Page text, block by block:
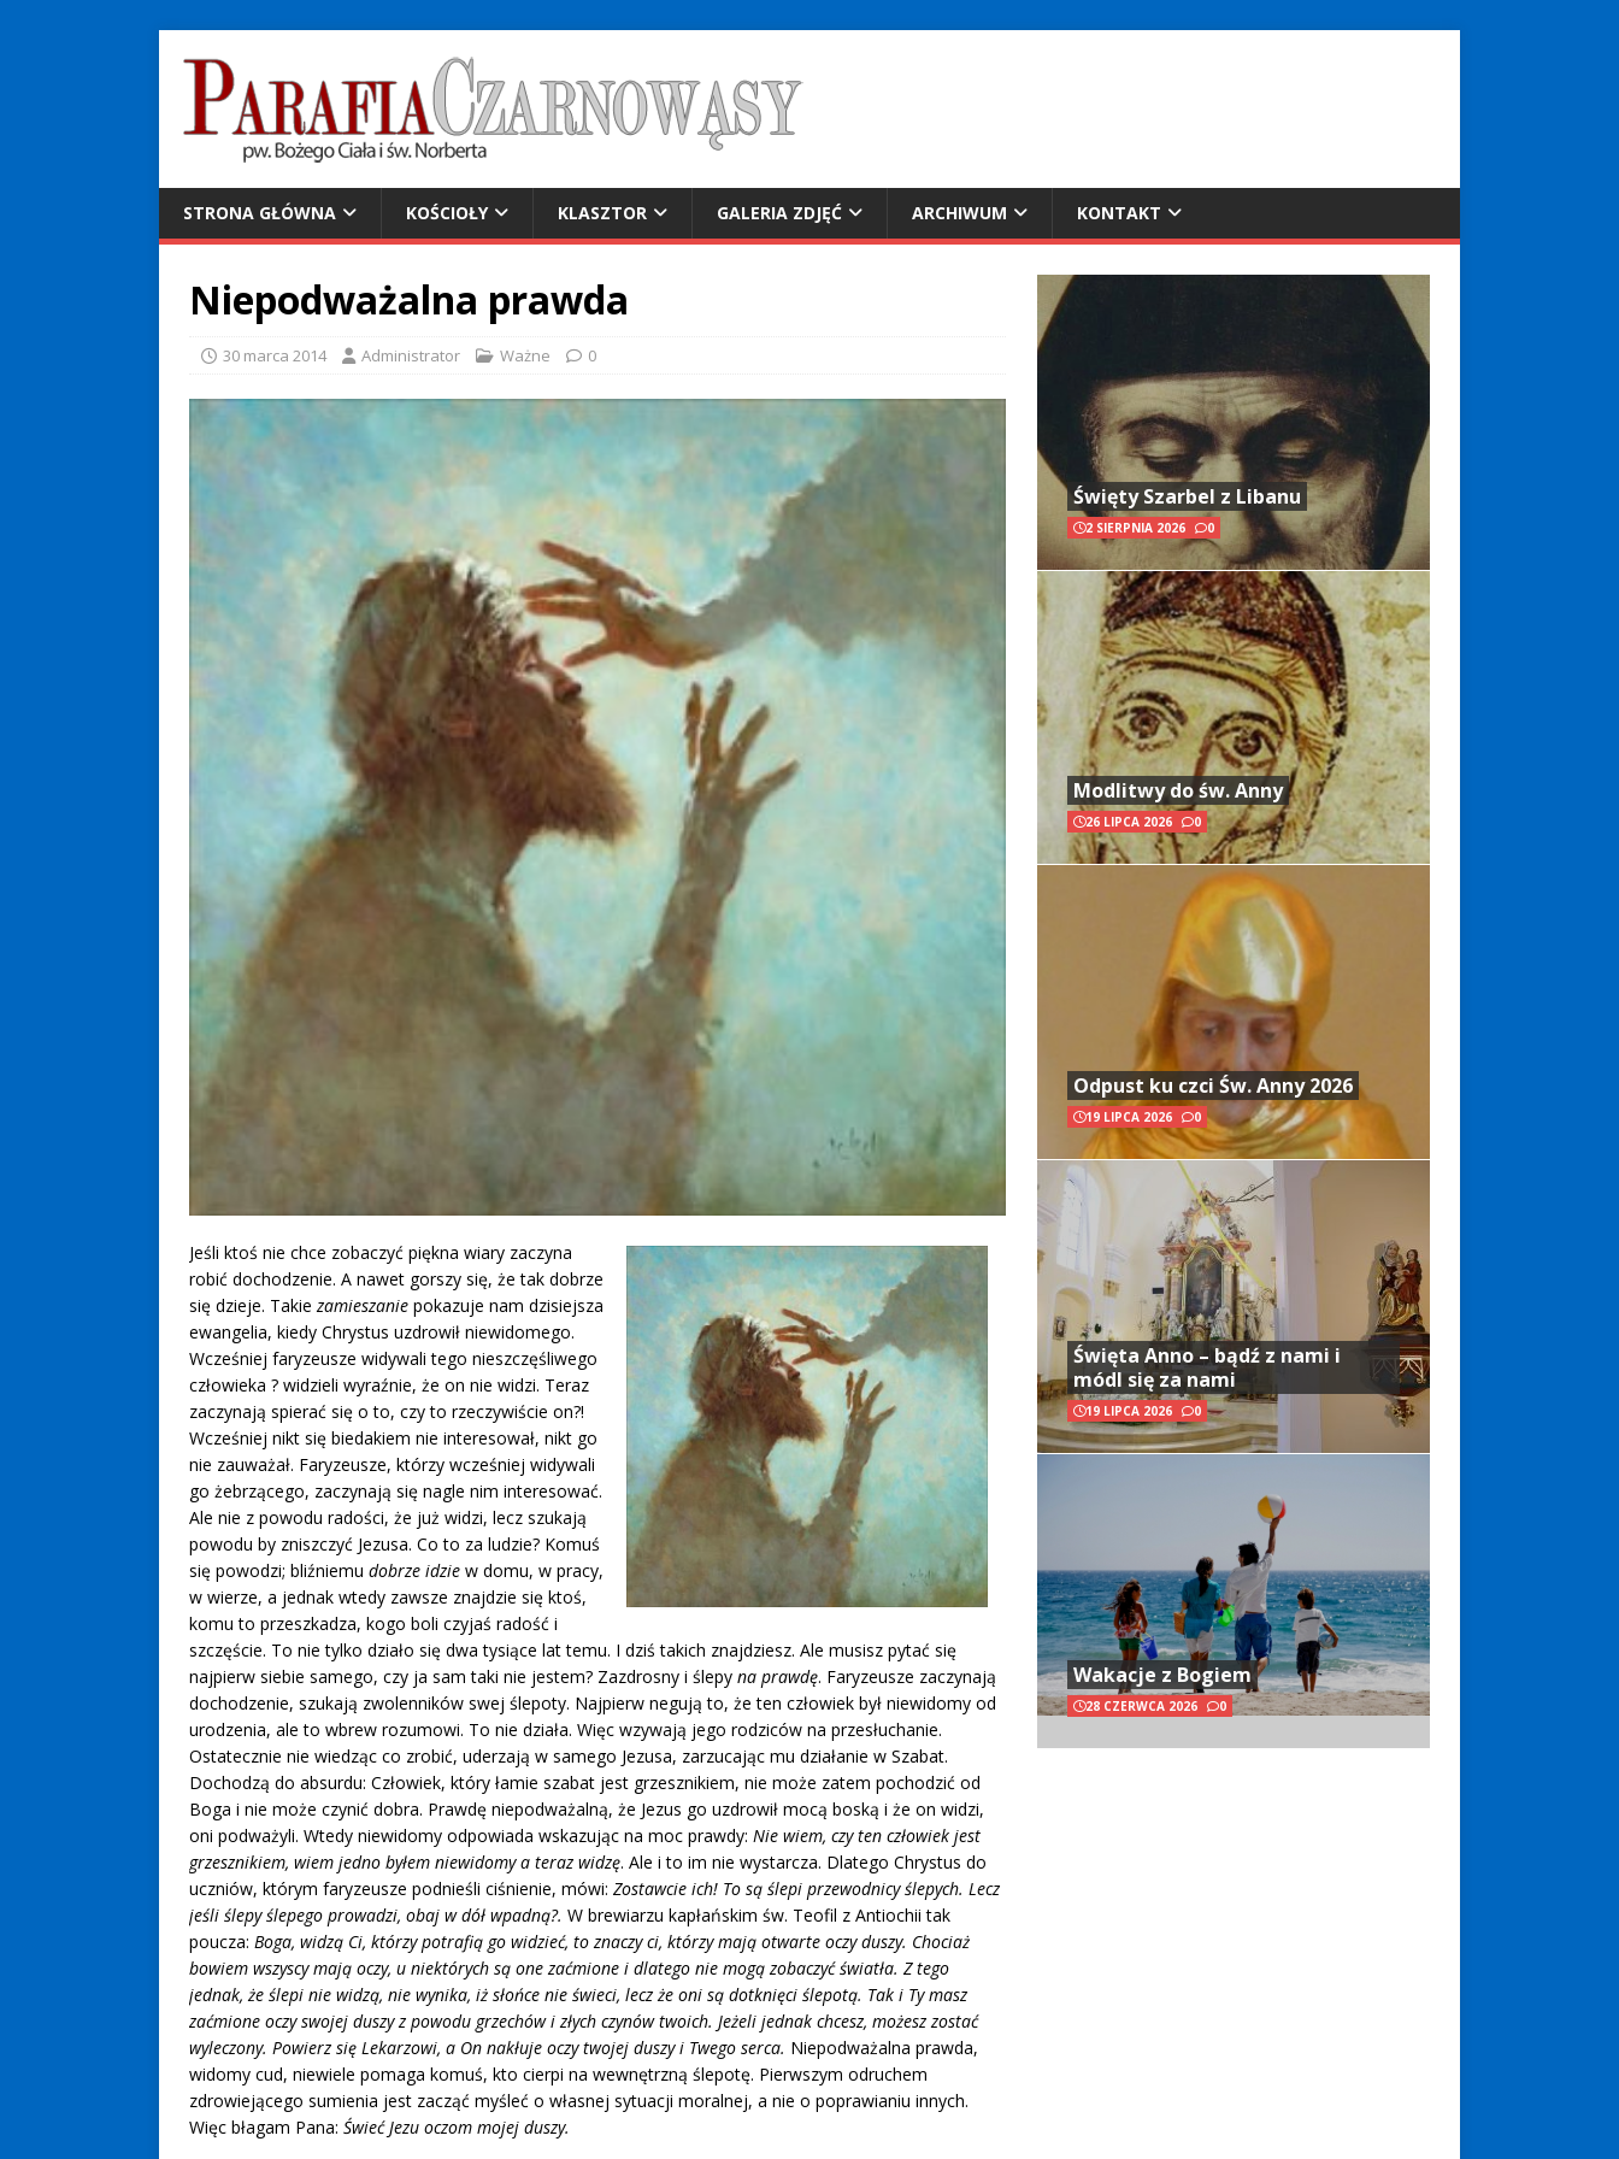
STRONA GŁÓWNA KOŚCIOŁY KLASZTOR GALERIA ZDJĘĆ ARCHIWUM KONTAKT
Niepodważalna prawda
30 marca 2014 Administrator Ważne 0
Jeśli ktoś nie chce zobaczyć piękna wiary zaczyna
robić dochodzenie. A nawet gorszy się, że tak dobrze
się dzieje. Takiezamieszanie pokazuje nam dzisiejsza
ewangelia, kiedy Chrystus uzdrowił niewidomego.
Wcześniej faryzeusze widywali tego nieszczęśliwego
człowieka ? widzieli wyraźnie, że on nie widzi. Teraz
zaczynają spierać się o to, czy to rzeczywiście on?!
Wcześniej nikt się biedakiem nie interesował, nikt go
nie zauważał. Faryzeusze, którzy wcześniej widywali
go żebrzącego, zaczynają się nagle nim interesować.
Ale nie z powodu radości, że już widzi, lecz szukają
powodu by zniszczyć Jezusa. Co to za ludzie? Komuś
się powodzi; bliźniemu dobrze idzie w domu, w pracy,
w wierze, a jednak wtedy zawsze znajdzie się ktoś,
komu to przeszkadza, kogo boli czyjaś radość i
szczęście. To nie tylko działo się dwa tysiące lat temu. I dziś takich znajdziesz. Ale musisz pytać się
najpierw siebie samego, czy ja sam taki nie jestem? Zazdrosny i ślepy na prawdę. Faryzeusze zaczynają
dochodzenie, szukają zwolenników swej ślepoty. Najpierw negują to, że ten człowiek był niewidomy od
urodzenia, ale to wbrew rozumowi. To nie działa. Więc wzywają jego rodziców na przesłuchanie.
Ostatecznie nie wiedząc co zrobić, uderzają w samego Jezusa, zarzucając mu działanie w Szabat.
Dochodzą do absurdu: Człowiek, który łamie szabat jest grzesznikiem, nie może zatem pochodzić od
Boga i nie może czynić dobra. Prawdę niepodważalną, że Jezus go uzdrowił mocą boską i że on widzi,
oni podważyli. Wtedy niewidomy odpowiada wskazując na moc prawdy: Nie wiem, czy ten człowiek jest
grzesznikiem, wiem jedno byłem niewidomy a teraz widzę. Ale i to im nie wystarcza. Dlatego Chrystus do
uczniów, którym faryzeusze podnieśli ciśnienie, mówi: Zostawcie ich! To są ślepi przewodnicy ślepych. Lecz
jeśli ślepy ślepego prowadzi, obaj w dół wpadną?. W brewiarzu kapłańskim św. Teofil z Antiochii tak
poucza: Boga, widzą Ci, którzy potrafią go widzieć, to znaczy ci, którzy mają otwarte oczy duszy. Chociaż
bowiem wszyscy mają oczy, u niektórych są one zaćmione i dlatego nie mogą zobaczyć światła. Z tego
jednak, że ślepi nie widzą, nie wynika, iż słońce nie świeci, lecz że oni są dotknięci ślepotą. Tak i Ty masz
zaćmione oczy swojej duszy z powodu grzechów i złych czynów twoich. Jeżeli jednak chcesz, możesz zostać
wyleczony. Powierz się Lekarzowi, a On nakłuje oczy twojej duszy i Twego serca. Niepodważalna prawda,
widomy cud, niewiele pomaga komuś, kto cierpi na wewnętrzną ślepotę. Pierwszym odruchem
zdrowiejącego sumienia jest zacząć myśleć o własnej sytuacji moralnej, a nie o poprawianiu innych.
Więc błagam Pana: Świeć Jezu oczom mojej duszy.
Święty Szarbel z Libanu
2 SIERPNIA 2026 0
Modlitwy do św. Anny
26 LIPCA 2026 0
Odpust ku czci Św. Anny 2026
19 LIPCA 2026 0
Święta Anno – bądź z nami i
módl się za nami
19 LIPCA 2026 0
Wakacje z Bogiem
28 CZERWCA 2026 0